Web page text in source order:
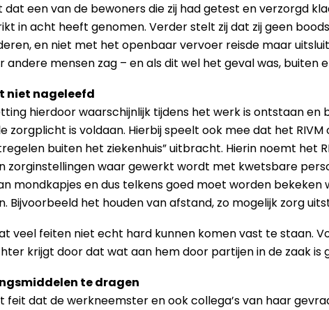
dat een van de bewoners die zij had getest en verzorgd
in acht heeft genomen. Verder stelt zij dat zij geen
en niet met het openbaar vervoer reisde maar
mensen zag – en als dit wel het geval was, buiten
niet nageleefd
hierdoor waarschijnlijk tijdens het werk is ontstaan en
zorgplicht is voldaan. Hierbij speelt ook mee dat het
buiten het ziekenhuis” uitbracht. Hierin noemt het
zorginstellingen waar gewerkt wordt met kwetsbare
mondkapjes en dus telkens goed moet worden bekeken
Bijvoorbeeld het houden van afstand, zo mogelijk zorg
veel feiten niet echt hard kunnen komen vast te staan.
krijgt door dat wat aan hem door partijen in de zaak is
te dragen
dat de werkneemster en ook collega’s van haar